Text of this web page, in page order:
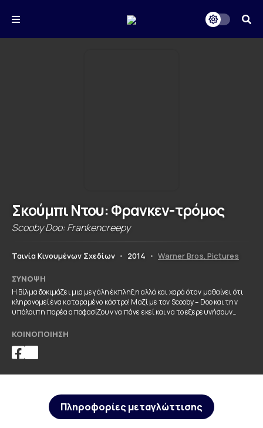
Σκούμπι Ντου: Φρανκεν-τρόμος
Scooby Doo: Frankencreepy
Ταινία Κινουμένων Σχεδίων • 2014 • Warner Bros. Pictures
ΣΎΝΟΨΗ
Η Βίλμα δοκιμάζει μια μεγάλη έκπληξη αλλά και χαρά όταν μαθαίνει ότι
κληρονομεί ένα καταραμένο κάστρο! Μαζί με τον Scooby – Doo και την
υπόλοιπη παρέα αποφασίζουν να πάνε εκεί και να το εξερευνήσουν…
ΚΟΙΝΟΠΟΊΗΣΗ
Πληροφορίες μεταγλώττισης